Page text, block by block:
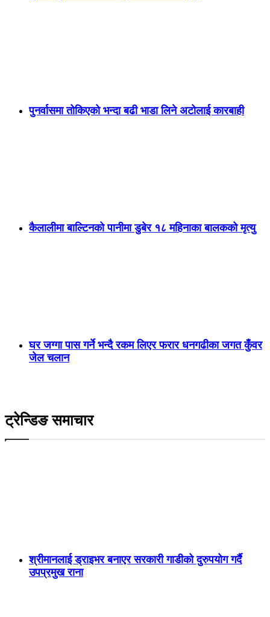
पुनर्वासमा तोकिएको भन्दा बढी भाडा लिने अटोलाई कारबाही
कैलालीमा बाल्टिनको पानीमा डुबेर १८ महिनाका बालकको मृत्यु
घर जग्गा पास गर्ने भन्दै रकम लिएर फरार धनगढीका जगत कुँवर
जेल चलान
ट्रेन्डिङ समाचार
श्रीमानलाई ड्राइभर बनाएर सरकारी गाडीको दुरुपयोग गर्दै
उपप्रमुख राना